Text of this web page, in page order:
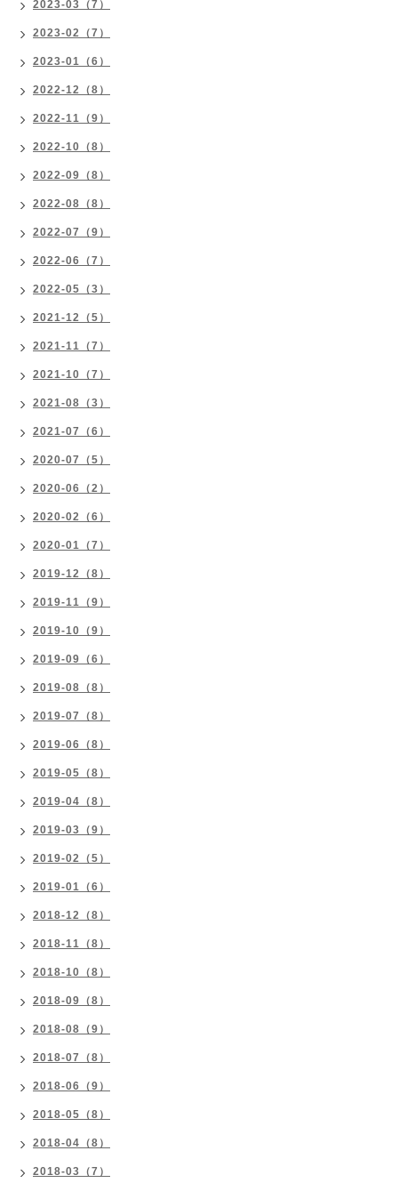
2023-03（7）
2023-02（7）
2023-01（6）
2022-12（8）
2022-11（9）
2022-10（8）
2022-09（8）
2022-08（8）
2022-07（9）
2022-06（7）
2022-05（3）
2021-12（5）
2021-11（7）
2021-10（7）
2021-08（3）
2021-07（6）
2020-07（5）
2020-06（2）
2020-02（6）
2020-01（7）
2019-12（8）
2019-11（9）
2019-10（9）
2019-09（6）
2019-08（8）
2019-07（8）
2019-06（8）
2019-05（8）
2019-04（8）
2019-03（9）
2019-02（5）
2019-01（6）
2018-12（8）
2018-11（8）
2018-10（8）
2018-09（8）
2018-08（9）
2018-07（8）
2018-06（9）
2018-05（8）
2018-04（8）
2018-03（7）